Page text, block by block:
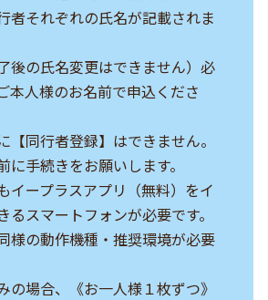
者それぞれの氏名が記載されま
後の氏名変更はできません）必
本人様のお名前で申込くださ
同行者登録】はできません。
に手続きをお願いします。
イープラスアプリ（無料）をイ
るスマートフォンが必要です。
様の動作機種・推奨環境が必要
場合、《お一人様１枚ずつ》